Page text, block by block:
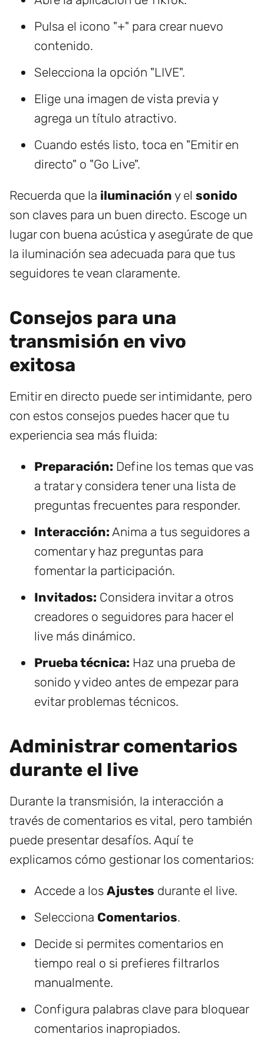
Pulsa el icono "+" para crear nuevo
contenido.
Selecciona la opción "LIVE".
Elige una imagen de vista previa y
agrega un título atractivo.
Cuando estés listo, toca en "Emitir en
directo" o "Go Live".
Recuerda que la iluminación y el sonido
son claves para un buen directo. Escoge un
lugar con buena acústica y asegúrate de que
la iluminación sea adecuada para que tus
seguidores te vean claramente.
Consejos para una
transmisión en vivo
exitosa
Emitir en directo puede ser intimidante, pero
con estos consejos puedes hacer que tu
experiencia sea más fluida:
Preparación: Define los temas que vas
a tratar y considera tener una lista de
preguntas frecuentes para responder.
Interacción: Anima a tus seguidores a
comentar y haz preguntas para
fomentar la participación.
Invitados: Considera invitar a otros
creadores o seguidores para hacer el
live más dinámico.
Prueba técnica: Haz una prueba de
sonido y video antes de empezar para
evitar problemas técnicos.
Administrar comentarios
durante el live
Durante la transmisión, la interacción a
través de comentarios es vital, pero también
puede presentar desafíos. Aquí te
explicamos cómo gestionar los comentarios:
Accede a los Ajustes durante el live.
Selecciona Comentarios.
Decide si permites comentarios en
tiempo real o si prefieres filtrarlos
manualmente.
Configura palabras clave para bloquear
comentarios inapropiados.